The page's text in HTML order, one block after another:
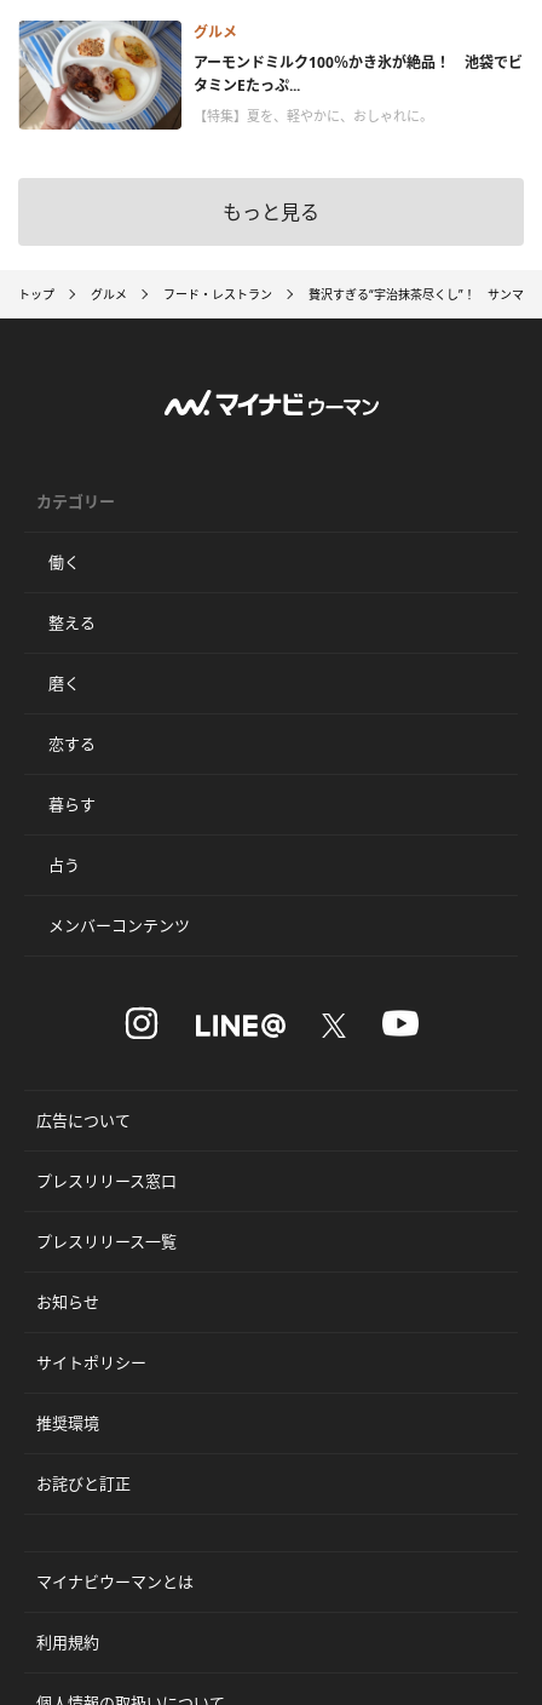
グルメ
アーモンドミルク100％かき氷が絶品！ 池袋でビ
タミンEたっぷ...
【特集】夏を、軽やかに、おしゃれに。
もっと見る
トップ グルメ フード・レストラン 贅沢すぎる“宇治抹茶尽くし”！ サンマル
カテゴリー
働く
整える
磨く
恋する
暮らす
占う
メンバーコンテンツ
広告について
プレスリリース窓口
プレスリリース一覧
お知らせ
サイトポリシー
推奨環境
お詫びと訂正
マイナビウーマンとは
利用規約